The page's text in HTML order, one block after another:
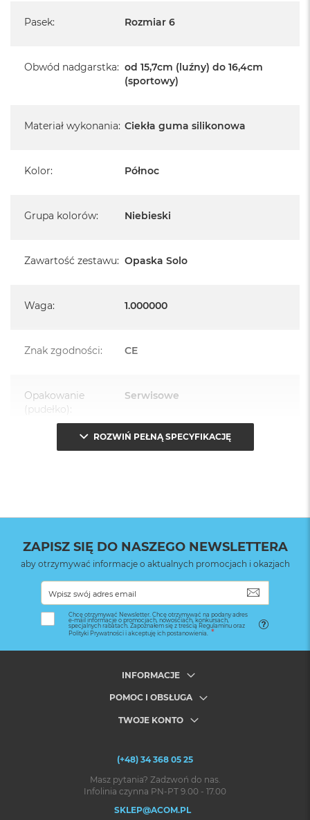
Pasek: Rozmiar 6
Obwód nadgarstka: od 15,7cm (luźny) do 16,4cm
(sportowy)
Materiał wykonania: Ciekła guma silikonowa
Kolor: Północ
Grupa kolorów: Niebieski
Zawartość zestawu: Opaska Solo
Waga: 1.000000
Znak zgodności: CE
Opakowanie
(pudełko):
Serwisowe
ROZWIŃ PEŁNĄ SPECYFIKACJĘ
ZAPISZ SIĘ DO NASZEGO NEWSLETTERA
aby otrzymywać informacje o aktualnych promocjach i okazjach
Chcę otrzymywać Newsletter. Chcę otrzymywać na podany adres
e-mail informacje o promocjach, nowościach, konkursach,
specjalnych rabatach. Zapoznałem się z treścią Regulaminu oraz
Polityki Prywatności i akceptuję ich postanowienia.
INFORMACJE
POMOC I OBSŁUGA
TWOJE KONTO
(+48) 34 368 05 25
Masz pytania? Zadzwoń do nas.
Infolinia czynna PN-PT 9.00 - 17.00
SKLEP@ACOM.PL